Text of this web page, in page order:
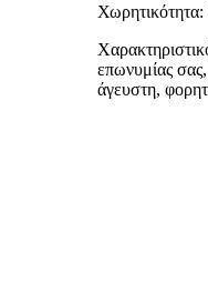
επωνυμίας
άγευστη,